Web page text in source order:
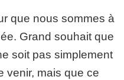
que nous sommes à
Grand souhait que
soit pas simplement
venir, mais que ce